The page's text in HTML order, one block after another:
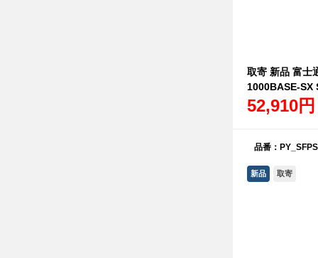
取寄 新品 富士
1000BASE-SX
52,910円
品番：
新品 取寄